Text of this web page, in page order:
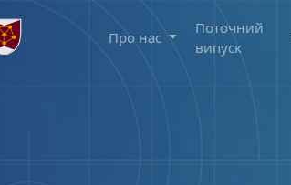
Про нас
Поточний
випуск